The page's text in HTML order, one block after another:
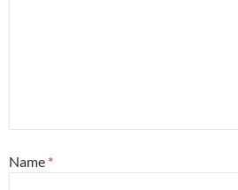
Name *